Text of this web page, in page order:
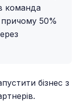
команда
50%
бізнес з